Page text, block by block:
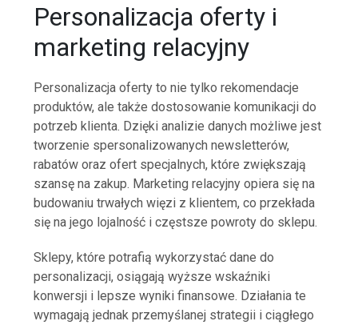
Personalizacja oferty i
marketing relacyjny
Personalizacja oferty to nie tylko rekomendacje
produktów, ale także dostosowanie komunikacji do
potrzeb klienta. Dzięki analizie danych możliwe jest
tworzenie spersonalizowanych newsletterów,
rabatów oraz ofert specjalnych, które zwiększają
szansę na zakup. Marketing relacyjny opiera się na
budowaniu trwałych więzi z klientem, co przekłada
się na jego lojalność i częstsze powroty do sklepu.
Sklepy, które potrafią wykorzystać dane do
personalizacji, osiągają wyższe wskaźniki
konwersji i lepsze wyniki finansowe. Działania te
wymagają jednak przemyślanej strategii i ciągłego